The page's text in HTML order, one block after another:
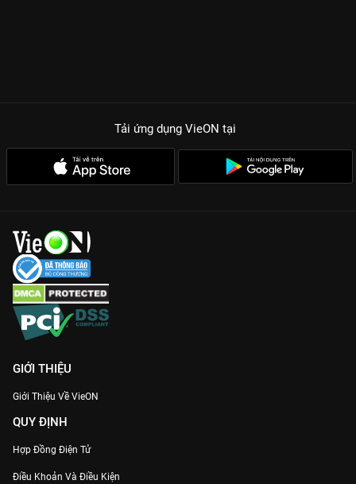
Tải ứng dụng VieON tại
GIỚI THIỆU
Giới Thiệu Về VieON
QUY ĐỊNH
Hợp Đồng Điện Tử
Điều Khoản Và Điều Kiện